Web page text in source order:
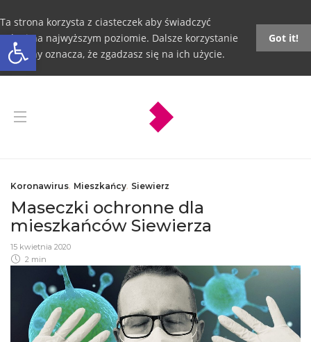
Otwórz pasek narzędzi
Ta strona korzysta z ciasteczek aby świadczyć
usługi na najwyższym poziomie. Dalsze korzystanie
ze strony oznacza, że zgadzasz się na ich użycie.
Got it!
Koronawirus, Mieszkańcy, Siewierz
Maseczki ochronne dla
mieszkańców Siewierza
15 kwietnia 2020
2 min